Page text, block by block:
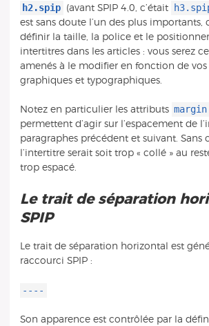
h2.spip (avant SPIP 4.0, c’était
est sans doute l’un des plus importants,
définir la taille, la police et le
intertitres dans les articles : vous serez
amenés à le modifier en fonction de
graphiques et typographiques.
Notez en particulier les attributs margin
permettent d’agir sur l’espacement de
paragraphes précédent et suivant. Sans
l’intertitre serait soit trop « collé » au
trop espacé.
Le trait de séparation
SPIP
Le trait de séparation horizontal est
raccourci SPIP :
----
Son apparence est contrôlée par la